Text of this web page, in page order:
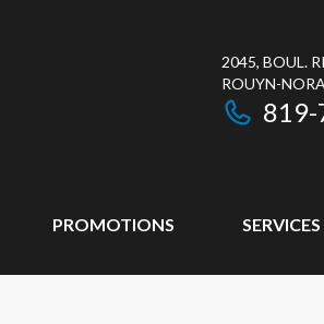
2045, BOUL.
ROUYN-
PROMOTIONS